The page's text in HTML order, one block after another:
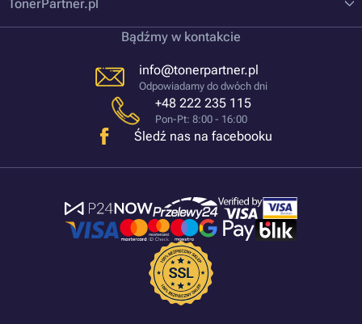
TonerPartner.pl
Bądźmy w kontakcie
info@tonerpartner.pl
Odpowiadamy do dwóch dni
+48 222 235 115
Pon-Pt: 8:00 - 16:00
Śledź nas na facebooku